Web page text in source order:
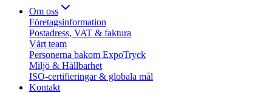
Om oss
Företagsinformation
Postadress, VAT & faktura
Vårt team
Personerna bakom ExpoTryck
Miljö & Hållbarhet
ISO-certifieringar & globala mål
Kontakt